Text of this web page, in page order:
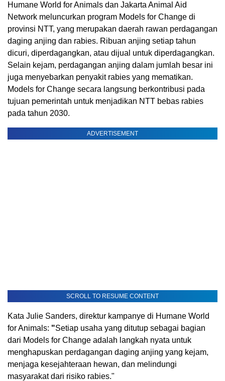
Humane World for Animals dan Jakarta Animal Aid
Network meluncurkan program Models for Change di
provinsi NTT, yang merupakan daerah rawan perdagangan
daging anjing dan rabies. Ribuan anjing setiap tahun
dicuri, diperdagangkan, atau dijual untuk diperdagangkan.
Selain kejam, perdagangan anjing dalam jumlah besar ini
juga menyebarkan penyakit rabies yang mematikan.
Models for Change secara langsung berkontribusi pada
tujuan pemerintah untuk menjadikan NTT bebas rabies
pada tahun 2030.
ADVERTISEMENT
SCROLL TO RESUME CONTENT
Kata Julie Sanders, direktur kampanye di Humane World
for Animals: "Setiap usaha yang ditutup sebagai bagian
dari Models for Change adalah langkah nyata untuk
menghapuskan perdagangan daging anjing yang kejam,
menjaga kesejahteraan hewan, dan melindungi
masyarakat dari risiko rabies."